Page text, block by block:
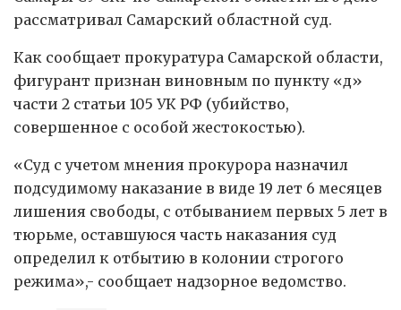
рассматривал Самарский областной суд.
Как сообщает прокуратура Самарской области,
фигурант признан виновным по пункту «д»
части 2 статьи 105 УК РФ (убийство,
совершенное с особой жестокостью).
«Суд с учетом мнения прокурора назначил
подсудимому наказание в виде 19 лет 6 месяцев
лишения свободы, с отбыванием первых 5 лет в
тюрьме, оставшуюся часть наказания суд
определил к отбытию в колонии строгого
режима»,- сообщает надзорное ведомство.